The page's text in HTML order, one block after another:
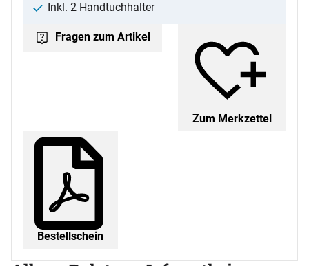
Inkl. 2 Handtuchhalter
Fragen zum Artikel
Zum Merkzettel
Bestellschein